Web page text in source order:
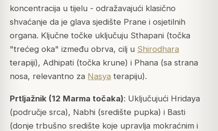
koncentracija u tijelu - odražavajući klasično
shvaćanje da je glava sjedište Prane i osjetilnih
organa. Ključne točke uključuju Sthapani (točka
"trećeg oka" između obrva, cilj u Shirodhara
terapiji), Adhipati (točka krune) i Phana (sa strana
nosa, relevantno za Nasya terapiju).
Prtljažnik (12 Marma točaka): Uključujući Hridaya
(područje srca), Nabhi (središte pupka) i Basti
(donje trbušno središte koje upravlja mokraćnim i